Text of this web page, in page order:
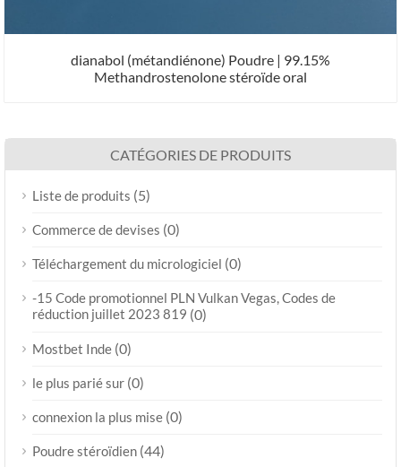
dianabol (métandiénone) Poudre | 99.15%
Methandrostenolone stéroïde oral
CATÉGORIES DE PRODUITS
Liste de produits (5)
Commerce de devises (0)
Téléchargement du micrologiciel (0)
-15 Code promotionnel PLN Vulkan Vegas, Codes de
réduction juillet 2023 819 (0)
Mostbet Inde (0)
le plus parié sur (0)
connexion la plus mise (0)
Poudre stéroïdien (44)